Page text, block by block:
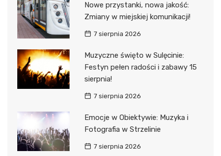
Nowe przystanki, nowa jakość:
Zmiany w miejskiej komunikacji!
7 sierpnia 2026
Muzyczne święto w Sulęcinie:
Festyn pełen radości i zabawy 15
sierpnia!
7 sierpnia 2026
Emocje w Obiektywie: Muzyka i
Fotografia w Strzelinie
7 sierpnia 2026